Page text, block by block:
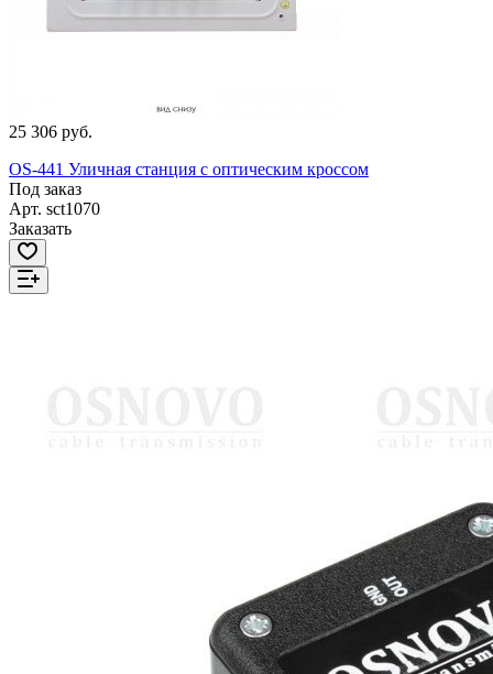
25 306 руб.
OS-441 Уличная станция с оптическим кроссом
Под заказ
Арт. sct1070
Заказать